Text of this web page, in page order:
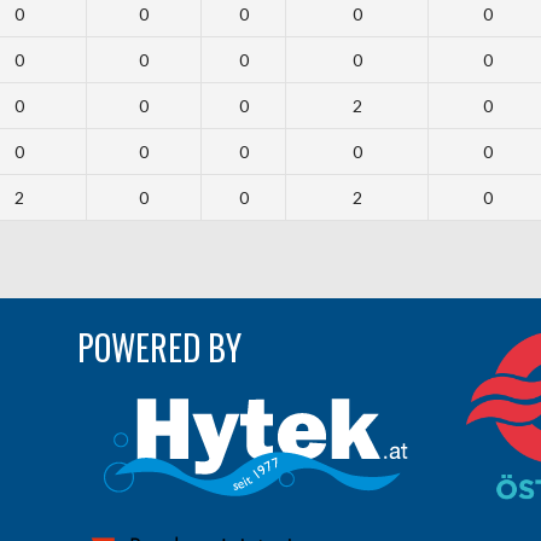
0 0 0 0 0
0 0 0 0 0
0 0 0 2 0
0 0 0 0 0
2 0 0 2 0
POWERED BY